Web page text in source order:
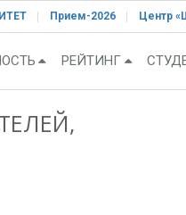
Прием-2026 Центр
РЕЙТИНГ